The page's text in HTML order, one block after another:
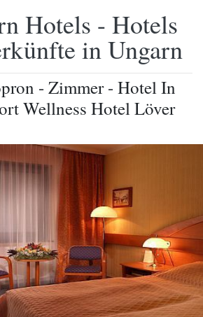
Hotels - Hotels
in Ungarn
- Zimmer - Hotel In
Wellness Hotel Löver